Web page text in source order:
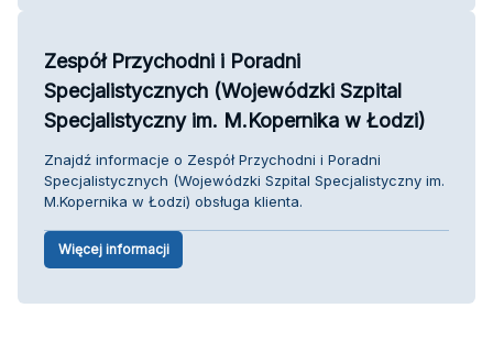
Zespół Przychodni i Poradni
Specjalistycznych (Wojewódzki Szpital
Specjalistyczny im. M.Kopernika w Łodzi)
Znajdź informacje o Zespół Przychodni i Poradni
Specjalistycznych (Wojewódzki Szpital Specjalistyczny im.
M.Kopernika w Łodzi) obsługa klienta.
Więcej informacji